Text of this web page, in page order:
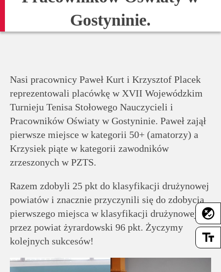
flaky
text_fields
Dla
Historia
Wirtualny
spacer
Mapa
strony
Deklaracja
dostępności
Gostyninie.
Nasi pracownicy Paweł Kurt i Krzysztof Placek
reprezentowali placówkę w XVII Wojewódzkim
Turnieju Tenisa Stołowego Nauczycieli i
Pracowników Oświaty w Gostyninie. Paweł zajął
pierwsze miejsce w kategorii 50+ (amatorzy) a
Krzysiek piąte w kategorii zawodników
zrzeszonych w PZTS.
Razem zdobyli 25 pkt do klasyfikacji drużynowej
powiatów i znacznie przyczynili się do zdobycia
pierwszego miejsca w klasyfikacji drużynowej
przez powiat żyrardowski 96 pkt. Życzymy
kolejnych sukcesów!